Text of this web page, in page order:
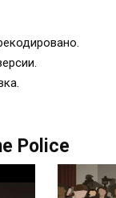
Police